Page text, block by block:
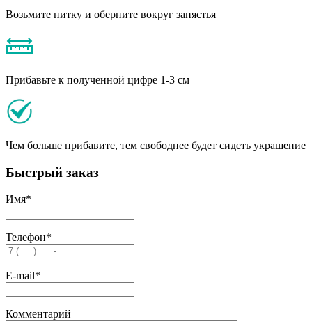
Возьмите нитку и оберните вокруг запястья
Прибавьте к полученной цифре 1-3 см
Чем больше прибавите, тем свободнее будет сидеть украшение
Быстрый заказ
Имя*
Телефон*
E-mail*
Комментарий